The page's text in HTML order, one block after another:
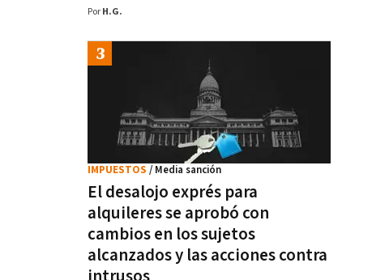
Por H.G.
El desalojo exprés para
alquileres se aprobó con
cambios en los sujetos
alcanzados y las acciones contra
IMPUESTOS / Media sanción